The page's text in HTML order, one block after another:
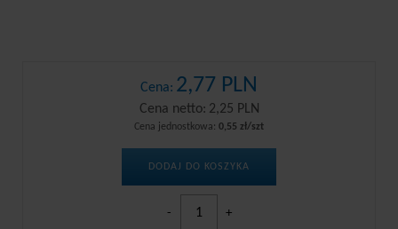
Cena: 2,77 PLN
Cena netto: 2,25 PLN
Cena jednostkowa: 0,55 zł/szt
DODAJ DO KOSZYKA
- +